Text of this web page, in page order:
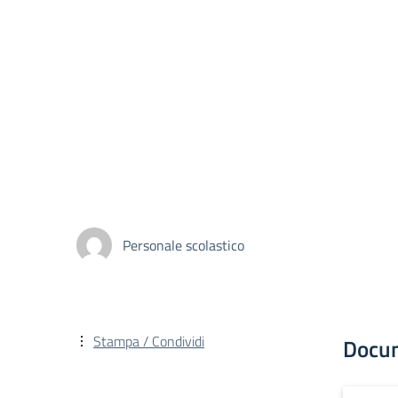
Personale scolastico
Stampa / Condividi